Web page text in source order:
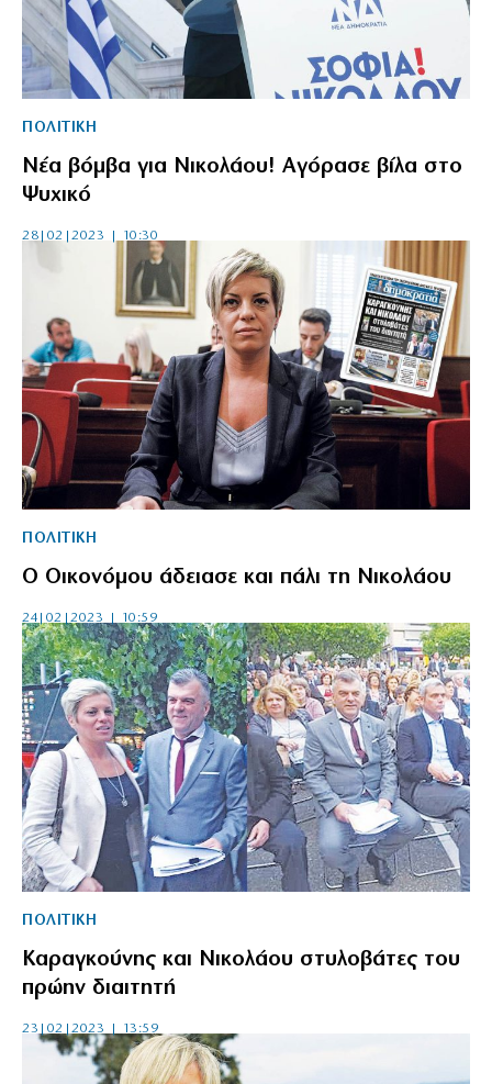
ΠΟΛΙΤΙΚΗ
Νέα βόμβα για Νικολάου! Αγόρασε βίλα στο
Ψυχικό
28|02|2023 | 10:30
ΠΟΛΙΤΙΚΗ
Ο Οικονόμου άδειασε και πάλι τη Νικολάου
24|02|2023 | 10:59
ΠΟΛΙΤΙΚΗ
Καραγκούνης και Νικολάου στυλοβάτες του
πρώην διαιτητή
23|02|2023 | 13:59